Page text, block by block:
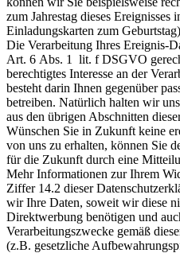
zum Jahrestag dieses Ereignisses
Einladungskarten zum
Die Verarbeitung Ihres Ereignis-
Art. 6 Abs. 1 lit. f DSGVO
berechtigtes Interesse an der
besteht darin Ihnen gegenüber
betreiben. Natürlich halten wir
aus den übrigen Abschnitten
Wünschen Sie in Zukunft keine
von uns zu erhalten, können Sie
für die Zukunft durch eine
Mehr Informationen zur Ihrem
Ziffer 14.2 dieser
wir Ihre Daten, soweit wir diese
Direktwerbung benötigen und
Verarbeitungszwecke gemäß
(z.B. gesetzliche